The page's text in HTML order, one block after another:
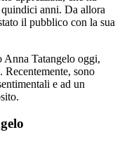
anni. Da allora
il pubblico con la sua
Tatangelo oggi,
sono
e ad un